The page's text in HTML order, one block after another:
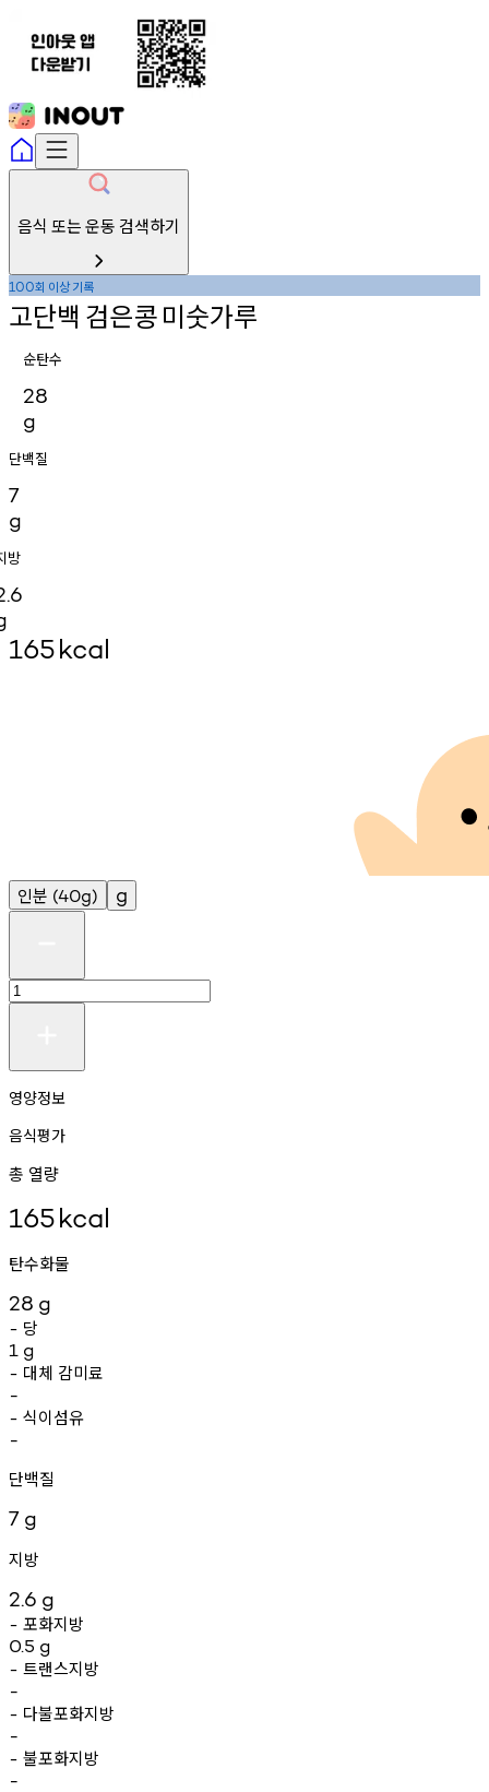
음식 또는 운동 검색하기
100회 이상기록
고단백 검은콩미숫가루
순탄수
28
g
단백질
7
g
방
165kcal
인분 (40g) g
영양정보
음식평가
총 열량
165kcal
탄수화물
28 g
- 당
1 g
- 대체 감미료
-
- 식이섬유
-
단백질
7 g
지방
2.6 g
- 포화지방
0.5 g
- 트랜스지방
-
- 다불포화지방
-
- 불포화지방
-